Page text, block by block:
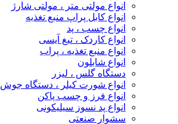
انواع مولتی متر ، مولتی شارژ
انواع کابل پراپ منبع تغذیه
انواع چسب ، پد
انواع کاردک ، تیغ آیسی
انواع منبع تغذیه ، پراب
انواع شابلون
دستگاه گلس ، لیزر
انواع شورت کیلر ، دستگاه جوش
انواع فرز و چسب پاکن
انواع پد نسوز سیلیکونی
سشوار صنعتی